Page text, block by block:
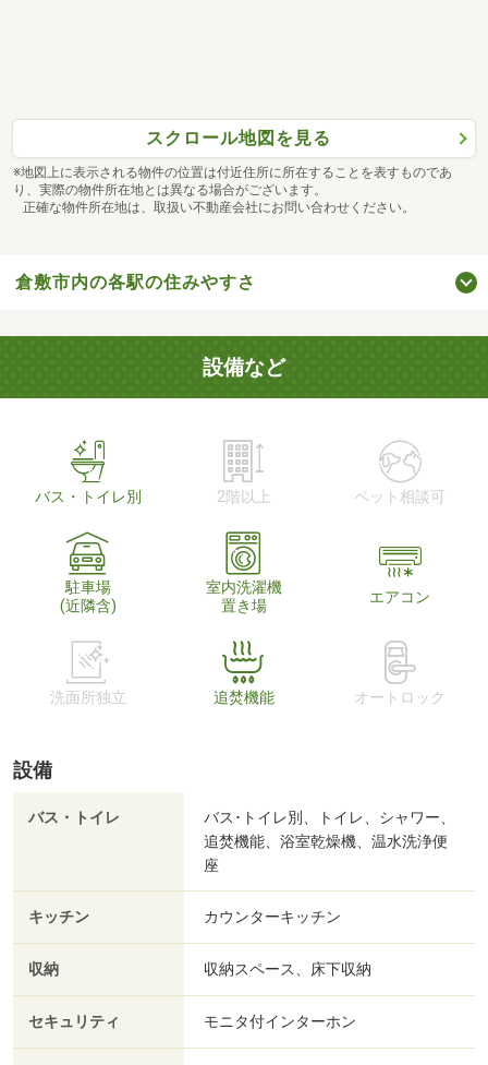
スクロール地図を見る
※地図上に表示される物件の位置は付近住所に所在することを表すものであ
り、実際の物件所在地とは異なる場合がございます。
正確な物件所在地は、取扱い不動産会社にお問い合わせください。
倉敷市内の各駅の住みやすさ
設備など
バス・トイレ別 2階以上 ペット相談可
駐車場
(近隣含)
室内洗濯機
置き場
エアコン
洗面所独立 追焚機能 オートロック
設備
バス・トイレ
バス･トイレ別、トイレ、シャワー、
追焚機能、浴室乾燥機、温水洗浄便
座
キッチン カウンターキッチン
収納 収納スペース、床下収納
セキュリティ モニタ付インターホン